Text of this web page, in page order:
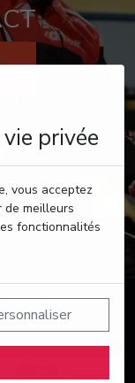
privée
vous acceptez
de meilleurs
fonctionnalités